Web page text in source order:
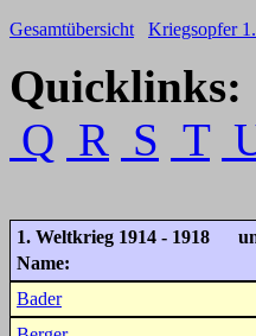
Gesamtübersicht Kriegsopfer
Q R S T
1. Weltkrieg 1914 - 1918
Name:
Bader